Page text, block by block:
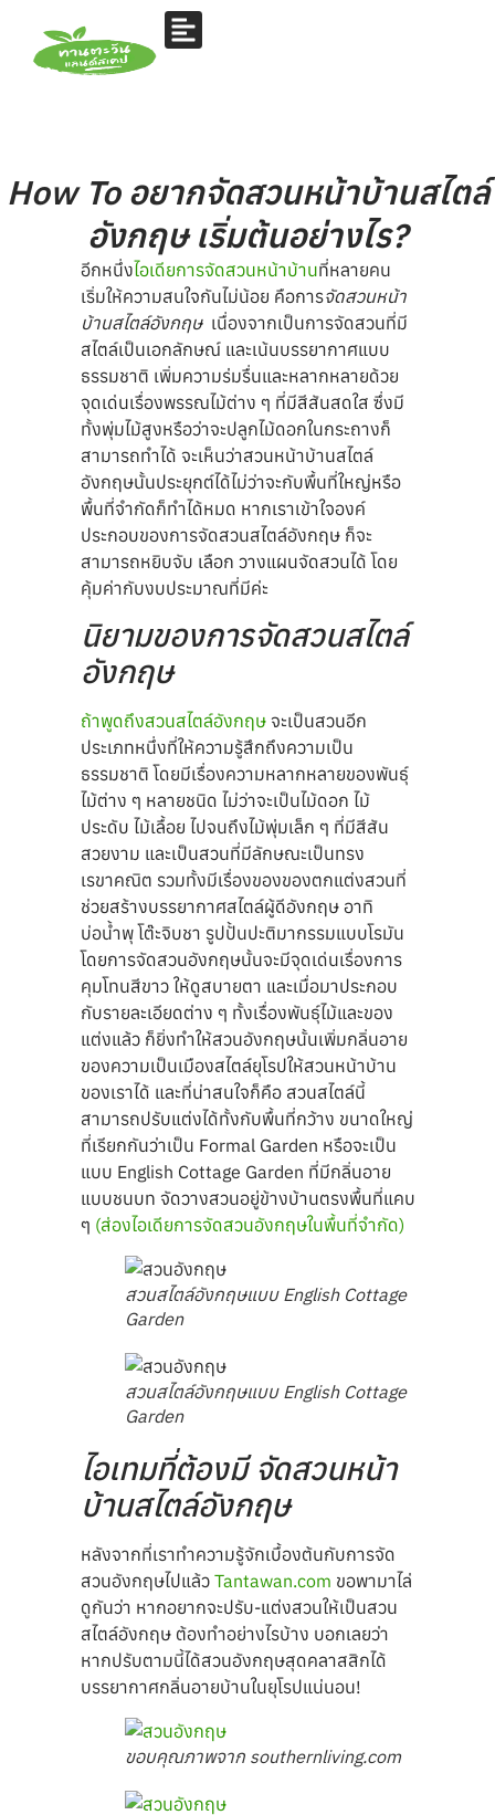
How To อยากจัดสวนหน้าบ้านสไตล์
อังกฤษ เริ่มต้นอย่างไร?
อีกหนึ่งไอเดียการจัดสวนหน้าบ้านที่หลายคน
เริ่มให้ความสนใจกันไม่น้อย คือการจัดสวนหน้า
บ้านสไตล์อังกฤษ เนื่องจากเป็นการจัดสวนที่มี
สไตล์เป็นเอกลักษณ์ และเน้นบรรยากาศแบบ
ธรรมชาติ เพิ่มความร่มรื่นและหลากหลายด้วย
จุดเด่นเรื่องพรรณไม้ต่าง ๆ ที่มีสีสันสดใส ซึ่งมี
ทั้งพุ่มไม้สูงหรือว่าจะปลูกไม้ดอกในกระถางก็
สามารถทำได้ จะเห็นว่าสวนหน้าบ้านสไตล์
อังกฤษนั้นประยุกต์ได้ไม่ว่าจะกับพื้นที่ใหญ่หรือ
พื้นที่จำกัดก็ทำได้หมด หากเราเข้าใจองค์
ประกอบของการจัดสวนสไตล์อังกฤษ ก็จะ
สามารถหยิบจับ เลือก วางแผนจัดสวนได้ โดย
คุ้มค่ากับงบประมาณที่มีค่ะ
นิยามของการจัดสวนสไตล์
อังกฤษ
ถ้าพูดถึงสวนสไตล์อังกฤษจะเป็นสวนอีก
ประเภทหนึ่งที่ให้ความรู้สึกถึงความเป็น
ธรรมชาติ โดยมีเรื่องความหลากหลายของพันธุ์
ไม้ต่าง ๆ หลายชนิด ไม่ว่าจะเป็นไม้ดอก ไม้
ประดับ ไม้เลื้อย ไปจนถึงไม้พุ่มเล็ก ๆ ที่มีสีสัน
สวยงาม และเป็นสวนที่มีลักษณะเป็นทรง
เรขาคณิต รวมทั้งมีเรื่องของของตกแต่งสวนที่
ช่วยสร้างบรรยากาศสไตล์ผู้ดีอังกฤษ อาทิ
บ่อน้ำพุ โต๊ะจิบชา รูปปั้นปะติมากรรมแบบโรมัน
โดยการจัดสวนอังกฤษนั้นจะมีจุดเด่นเรื่องการ
คุมโทนสีขาว ให้ดูสบายตา และเมื่อมาประกอบ
กับรายละเอียดต่าง ๆ ทั้งเรื่องพันธุ์ไม้และของ
แต่งแล้ว ก็ยิ่งทำให้สวนอังกฤษนั้นเพิ่มกลิ่นอาย
ของความเป็นเมืองสไตล์ยุโรปให้สวนหน้าบ้าน
ของเราได้ และที่น่าสนใจก็คือ สวนสไตล์นี้
สามารถปรับแต่งได้ทั้งกับพื้นที่กว้าง ขนาดใหญ่
ที่เรียกกันว่าเป็น Formal Garden หรือจะเป็น
แบบ English Cottage Garden ที่มีกลิ่นอาย
แบบชนบท จัดวางสวนอยู่ข้างบ้านตรงพื้นที่แคบ
ๆ (ส่องไอเดียการจัดสวนอังกฤษในพื้นที่จำกัด)
สวนสไตล์อังกฤษแบบ English Cottage
Garden
สวนสไตล์อังกฤษแบบ English Cottage
Garden
ไอเทมที่ต้องมี จัดสวนหน้า
บ้านสไตล์อังกฤษ
หลังจากที่เราทำความรู้จักเบื้องต้นกับการจัด
สวนอังกฤษไปแล้ว Tantawan.com ขอพามาไล่
ดูกันว่า หากอยากจะปรับ-แต่งสวนให้เป็นสวน
สไตล์อังกฤษ ต้องทำอย่างไรบ้าง บอกเลยว่า
หากปรับตามนี้ได้สวนอังกฤษสุดคลาสสิกได้
บรรยากาศกลิ่นอายบ้านในยุโรปแน่นอน!
ขอบคุณภาพจาก southernliving.com